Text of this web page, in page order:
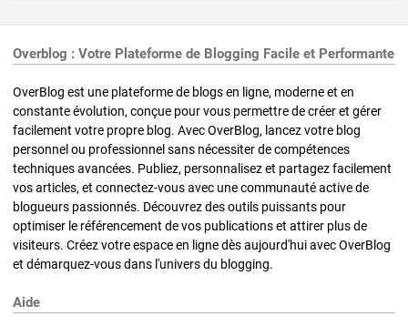
Overblog : Votre Plateforme de Blogging Facile et Performante
OverBlog est une plateforme de blogs en ligne, moderne et en
constante évolution, conçue pour vous permettre de créer et gérer
facilement votre propre blog. Avec OverBlog, lancez votre blog
personnel ou professionnel sans nécessiter de compétences
techniques avancées. Publiez, personnalisez et partagez facilement
vos articles, et connectez-vous avec une communauté active de
blogueurs passionnés. Découvrez des outils puissants pour
optimiser le référencement de vos publications et attirer plus de
visiteurs. Créez votre espace en ligne dès aujourd'hui avec OverBlog
et démarquez-vous dans l'univers du blogging.
Aide